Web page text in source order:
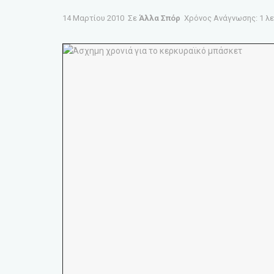
14 Μαρτίου 2010 Σε Άλλα Σπόρ Χρόνος Ανάγνωσης: 1